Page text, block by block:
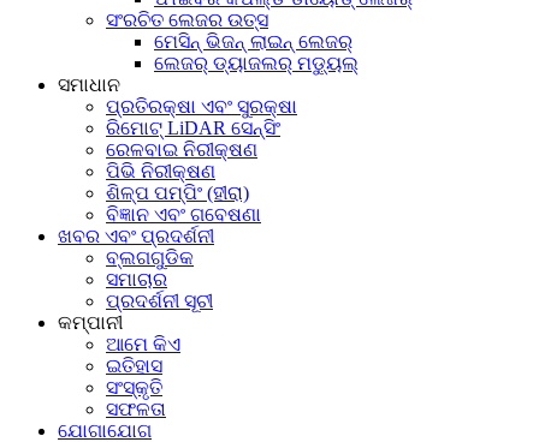
ସଂରଚିତ ଲେଜର ଉତ୍ସ
ମେସିନ୍ ଭିଜନ୍ ଲାଇନ୍ ଲେଜର୍
ଲେଜର୍ ଡ୍ୟାଜଲର୍ ମଡ୍ୟୁଲ୍
ସମାଧାନ
ପ୍ରତିରକ୍ଷା ଏବଂ ସୁରକ୍ଷା
ରିମୋଟ୍ LiDAR ସେନ୍ସିଂ
ରେଳବାଇ ନିରୀକ୍ଷଣ
ପିଭି ନିରୀକ୍ଷଣ
ଶିଳ୍ପ ପମ୍ପିଂ (ହୀରା)
ବିଜ୍ଞାନ ଏବଂ ଗବେଷଣା
ଖବର ଏବଂ ପ୍ରଦର୍ଶନୀ
ବ୍ଲଗଗୁଡିକ
ସମାଚାର
ପ୍ରଦର୍ଶନୀ ସୂଚୀ
କମ୍ପାନୀ
ଆମେ କିଏ
ଇତିହାସ
ସଂସ୍କୃତି
ସଫଳତା
ଯୋଗାଯୋଗ